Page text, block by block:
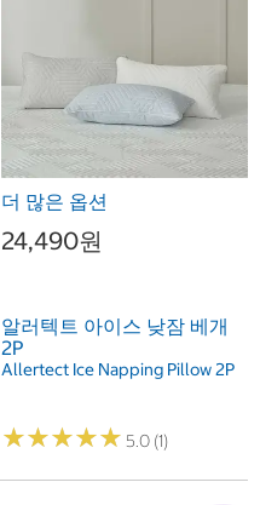
더 많은 옵션
24,490원
알러텍트 아이스 낮잠 베개
2P
Allertect Ice Napping Pillow 2P
★★★★★
★★★★★ 5.0 (1)